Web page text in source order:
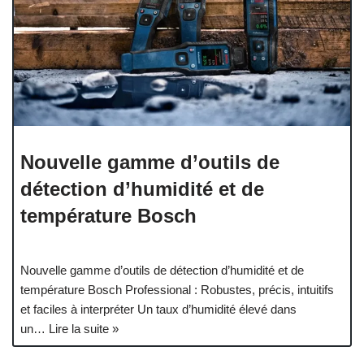
Nouvelle gamme d’outils de
détection d’humidité et de
température Bosch
Nouvelle gamme d’outils de détection d’humidité et de
température Bosch Professional : Robustes, précis, intuitifs
et faciles à interpréter Un taux d’humidité élevé dans
un… Lire la suite »